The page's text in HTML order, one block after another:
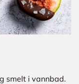
smelt i vannbad.